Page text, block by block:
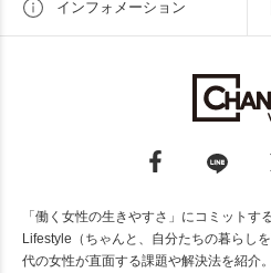
インフォメーション
「働く女性の生きやすさ」にコミット
Lifestyle（ちゃんと、自分たちの暮らし
代の女性が直面する課題や解決法を紹介